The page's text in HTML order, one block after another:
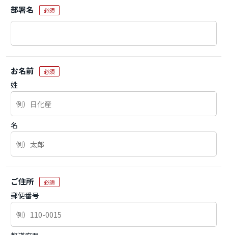
部署名 必須
お名前 必須
姓
名
ご住所 必須
郵便番号